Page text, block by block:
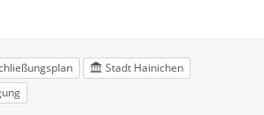
Stadt Hainichen